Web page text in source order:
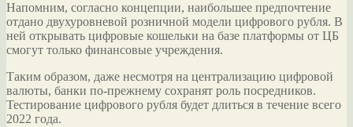
Напомним, согласно концепции, наибольшее предпочтение
отдано двухуровневой розничной модели цифрового рубля. В
ней открывать цифровые кошельки на базе платформы от ЦБ
смогут только финансовые учреждения.
Таким образом, даже несмотря на централизацию цифровой
валюты, банки по-прежнему сохранят роль посредников.
Тестирование цифрового рубля будет длиться в течение всего
2022 года.